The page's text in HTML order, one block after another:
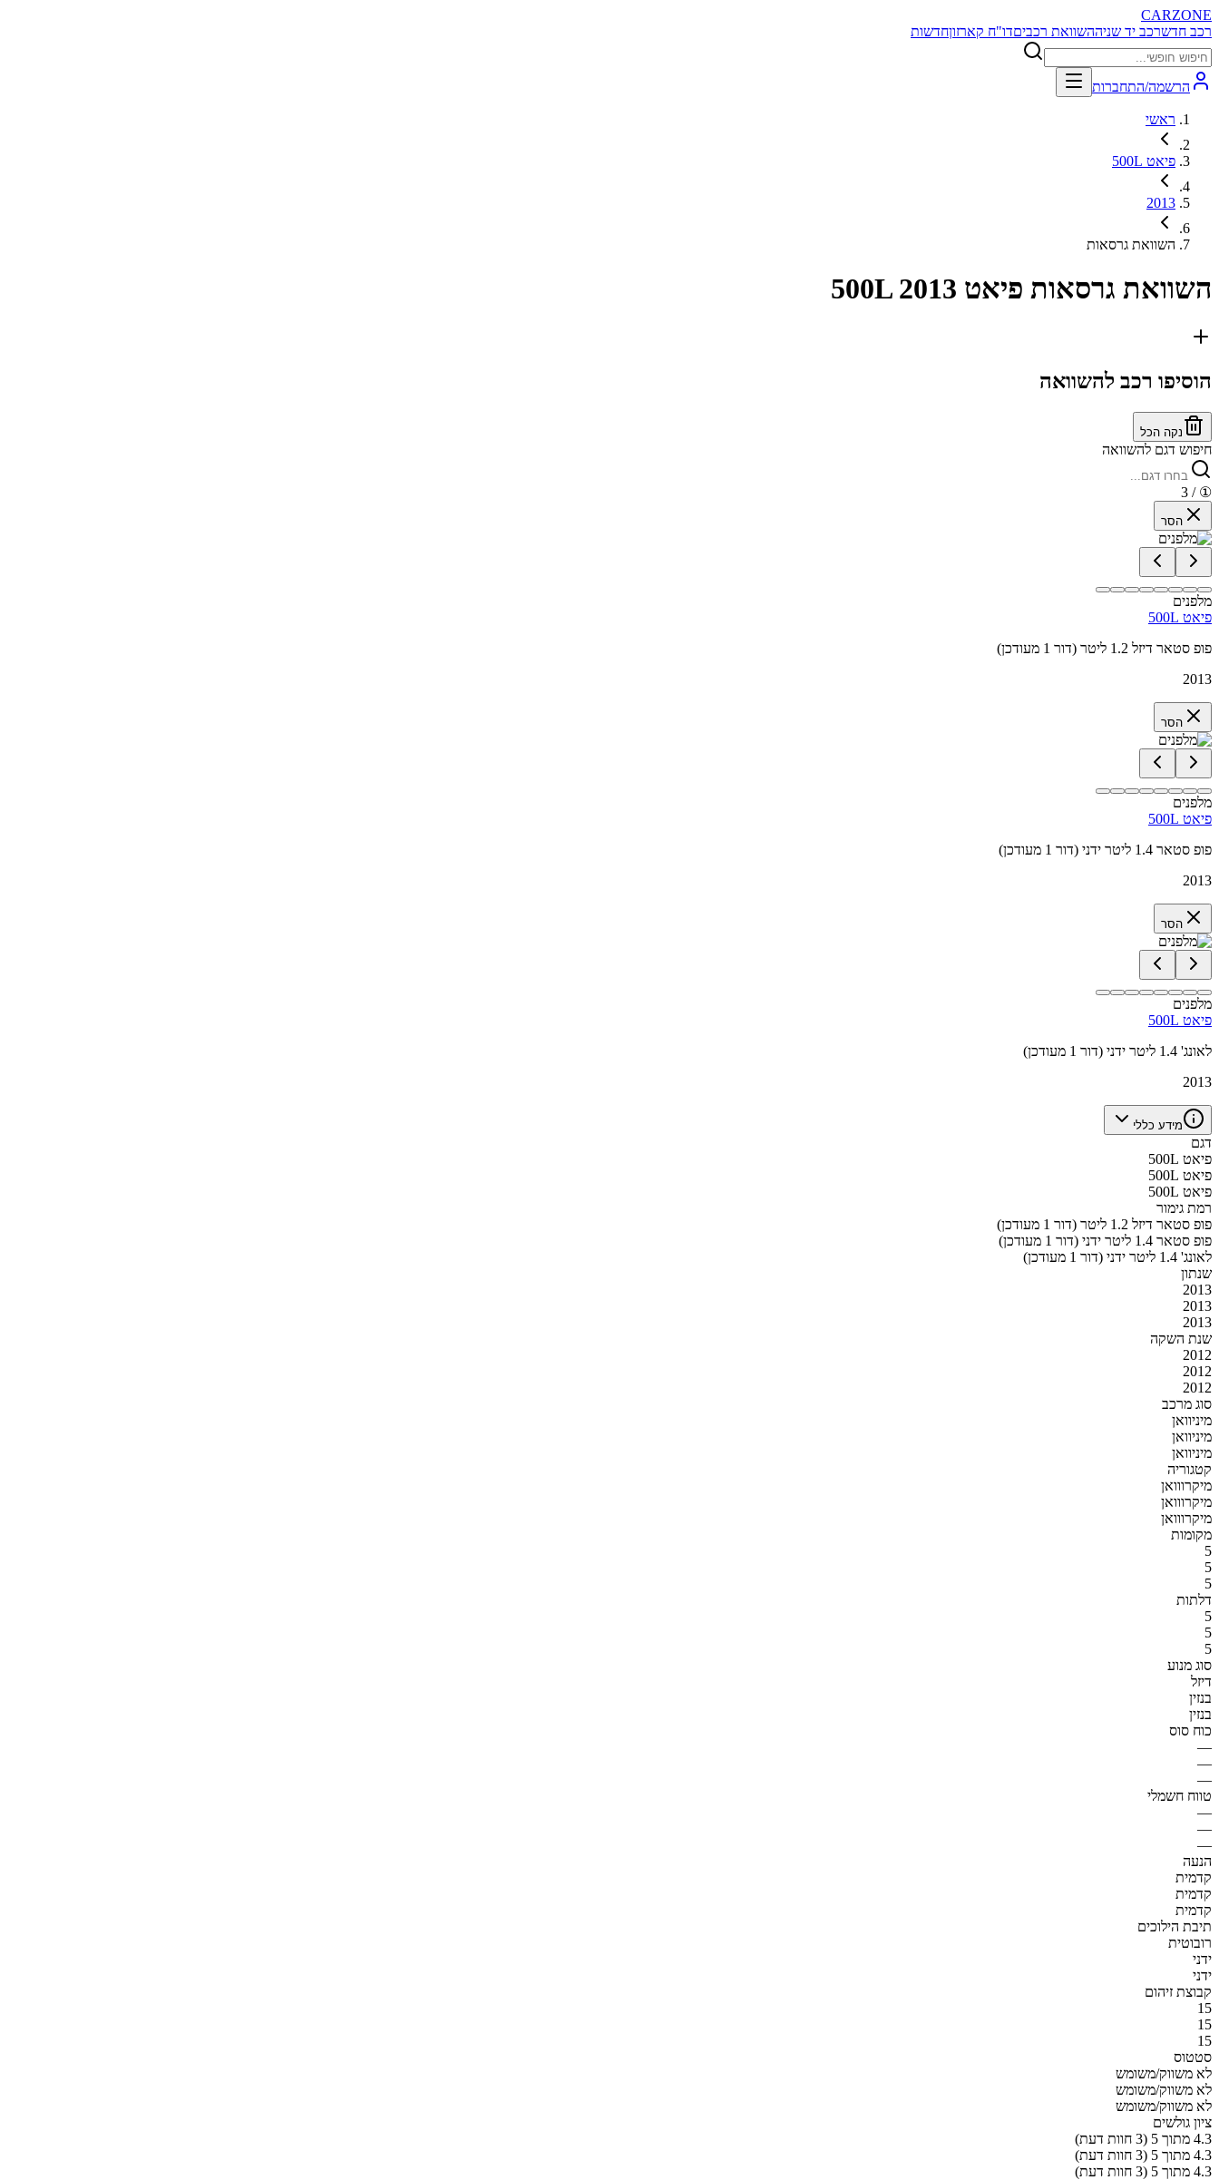
CARZONE
רכב חדשרכב יד שניההשוואת רכביםדו"ח קארזוןחדשות
הרשמה/התחברות
ראשי
פיאט 500L
2013
השוואת גרסאות
השוואת גרסאות פיאט 500L 2013
הוסיפו רכב להשוואה
נקה הכל
חיפוש דגם להשוואה
①
/ 3
הסר
מלפנים
פיאט 500L
פופ סטאר דיזל 1.2 ליטר (דור 1 מעודכן)
2013
הסר
מלפנים
פיאט 500L
פופ סטאר 1.4 ליטר ידני (דור 1 מעודכן)
2013
הסר
מלפנים
פיאט 500L
לאונג' 1.4 ליטר ידני (דור 1 מעודכן)
2013
מידע כללי
דגם
פיאט 500L
פיאט 500L
פיאט 500L
רמת גימור
פופ סטאר דיזל 1.2 ליטר (דור 1 מעודכן)
פופ סטאר 1.4 ליטר ידני (דור 1 מעודכן)
לאונג' 1.4 ליטר ידני (דור 1 מעודכן)
שנתון
2013
2013
2013
שנת השקה
2012
2012
2012
סוג מרכב
מיניוואן
מיניוואן
מיניוואן
קטגוריה
מיקרווואן
מיקרווואן
מיקרווואן
מקומות
5
5
5
דלתות
5
5
5
סוג מנוע
דיזל
בנזין
בנזין
כוח סוס
—
—
—
טווח חשמלי
—
—
—
הנעה
קדמית
קדמית
קדמית
תיבת הילוכים
רובוטית
ידני
ידני
קבוצת זיהום
15
15
15
סטטוס
לא משווק/משומש
לא משווק/משומש
לא משווק/משומש
ציון גולשים
4.3 מתוך 5 (3 חוות דעת)
4.3 מתוך 5 (3 חוות דעת)
4.3 מתוך 5 (3 חוות דעת)